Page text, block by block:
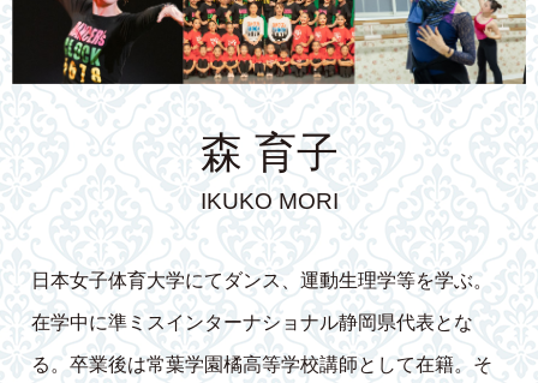
森 育子
IKUKO MORI
日本女子体育大学にてダンス、運動生理学等を学ぶ。
在学中に準ミスインターナショナル静岡県代表とな
る。卒業後は常葉学園橘高等学校講師として在籍。そ